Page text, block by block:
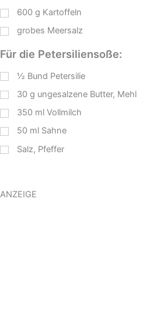
600 g Kartoffeln
grobes Meersalz
Für die Petersiliensoße:
½ Bund Petersilie
30 g ungesalzene Butter, Mehl
350 ml Vollmilch
50 ml Sahne
Salz, Pfeffer
ANZEIGE